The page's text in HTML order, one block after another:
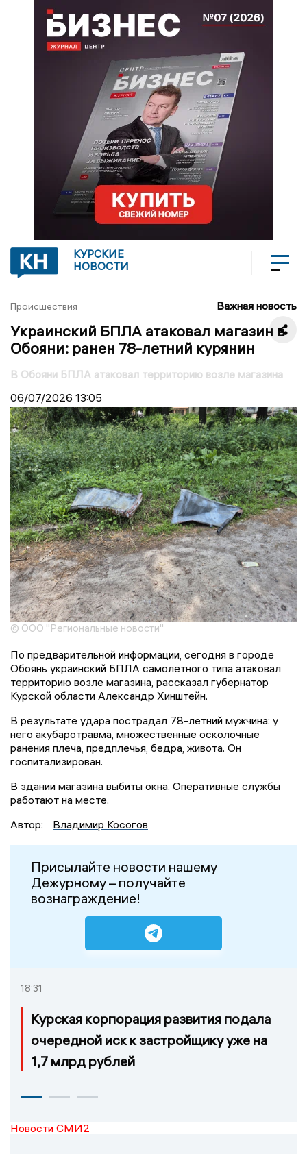
КУРСКИЕ
НОВОСТИ
Происшествия Важная новость
Украинский БПЛА атаковал магазин в
Обояни: ранен 78-летний курянин
В Обояни БПЛА атаковал территорию возле магазина
06/07/2026 13:05
© ООО "Региональные новости"
По предварительной информации, сегодня в городе
Обоянь украинский БПЛА самолетного типа атаковал
территорию возле магазина, рассказал губернатор
Курской области Александр Хинштейн.
В результате удара пострадал 78-летний мужчина: у
него акубаротравма, множественные осколочные
ранения плеча, предплечья, бедра, живота. Он
госпитализирован.
В здании магазина выбиты окна. Оперативные службы
работают на месте.
Автор:
Владимир Косогов
Присылайте новости нашему
Дежурному – получайте
вознаграждение!
18:31
Курская корпорация развития подала
очередной иск к застройщику уже на
1,7 млрд рублей
Новости СМИ2